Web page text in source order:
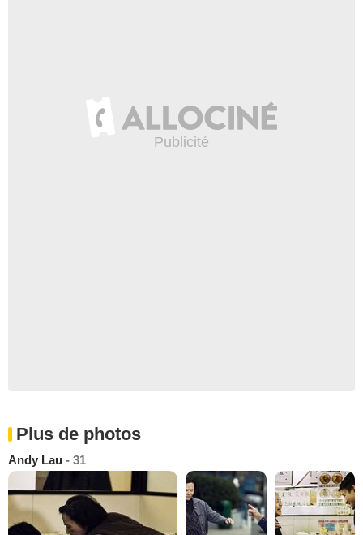
Plus de photos
Andy Lau - 31